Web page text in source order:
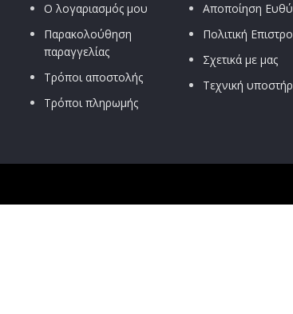
Ο λογαριασμός μου
Παρακολούθηση
παραγγελίας
Τρόποι αποστολής
Τρόποι πληρωμής
Αποποίηση
Πολιτική
Σχετικά με μας
Τεχνική